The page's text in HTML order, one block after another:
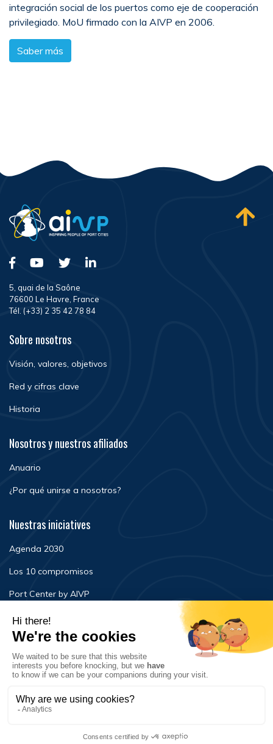
integración social de los puertos como eje de cooperación
privilegiado. MoU firmado con la AIVP en 2006.
Saber más
5, quai de la Saône
76600 Le Havre, France
Tél. (+33) 2 35 42 78 84
Sobre nosotros
Visión, valores, objetivos
Red y cifras clave
Historia
Nosotros y nuestros afiliados
Anuario
¿Por qué unirse a nosotros?
Nuestras iniciatives
Agenda 2030
Los 10 compromisos
Port Center by AIVP
Noticias
Eventos
FAQ
Contacto